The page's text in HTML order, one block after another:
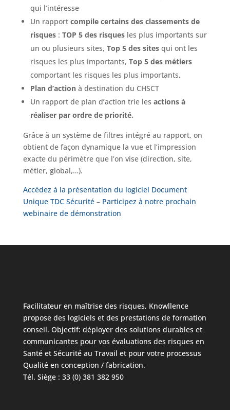
qui l’intéresse
Un rapport compile certains des classements de
risques: TOP 5 des risquesles plus importants sur
un ou plusieurs sites, Top 5 des sitesqui ont les
risques les plus importants, Top 5 des métiers
comportant les risques les plus importants,
Plan d’actionà destination du CHSCT
Un rapport de plan d’action trie les actions à
réaliser par ordre de priorité.
Grâce à un système de filtres intégré au rapport, on
obtient de façon dynamique la vue et l’impression
exacte du périmètre que l’on vise (direction, site,
métier, global,…).
Accédez à la présentation du logiciel Document
Unique TDC Sécurité– Participez à notre prochain
webinaire de démonstration
Facilitateur en maîtrise des risques, Knowllence
propose des logiciels et des prestations de formation
conseil. Objectif: déployer des solutions durables et
communicantes pour vos évaluations des risques en
Santé et Sécurité au Travail et pour votre processus
Qualité en conception / fabrication.
Tél. Siège : 33 (0) 381 382 950